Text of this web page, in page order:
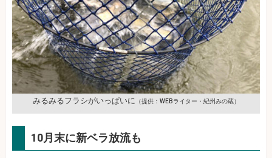
みるみるフラシがいっぱいに （提供：WEBライター・紀州みの蔵）
10月末に新ベラ放流も